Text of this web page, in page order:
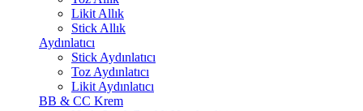
Likit Allık
Stick Allık
Aydınlatıcı
Stick Aydınlatıcı
Toz Aydınlatıcı
Likit Aydınlatıcı
BB & CC Krem